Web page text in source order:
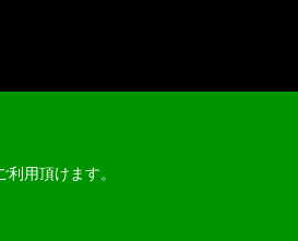
用頂けます。